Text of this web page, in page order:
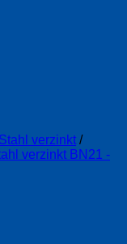
verzinkt /
verzinkt BN21 -